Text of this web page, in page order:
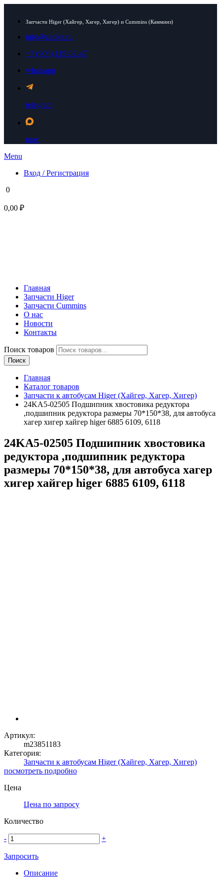
Запчасти Higer (Хайгер, Хагер, Хигер) и Cummins (Камминз)
info@zapkit.ru
+7 (906) 115-02-47
whatsapp
telegram
max
Menu
Вход / Регистрация
0
0,00 ₽
Главная
Запчасти Higer
Запчасти Cummins
О нас
Новости
Контакты
Поиск товаров
Поиск
Главная
Каталог товаров
Запчасти к автобусам Higer (Хайгер, Хагер, Хигер)
24KA5-02505 Подшипник хвостовика редуктора
,подшипник редуктора размеры 70*150*38, для автобуса
хагер хигер хайгер higer 6885 6109, 6118
24KA5-02505 Подшипник хвостовика
редуктора ,подшипник редуктора
размеры 70*150*38, для автобуса хагер
хигер хайгер higer 6885 6109, 6118
Артикул:
m23851183
Категория:
Запчасти к автобусам Higer (Хайгер, Хагер, Хигер)
посмотреть подробно
Цена
Цена по запросу
Количество
- +
Запросить
Описание